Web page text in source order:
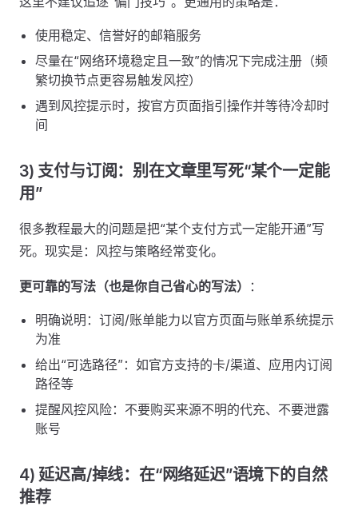
使用稳定、信誉好的邮箱服务
尽量在“网络环境稳定且一致”的情况下完成注册（频
繁切换节点更容易触发风控）
遇到风控提示时，按官方页面指引操作并等待冷却时
间
3) 支付与订阅：别在文章里写死“某个一定能
用”
很多教程最大的问题是把“某个支付方式一定能开通”写
死。现实是：风控与策略经常变化。
更可靠的写法（也是你自己省心的写法） ：
明确说明：订阅/账单能力以官方页面与账单系统提示
为准
给出“可选路径”：如官方支持的卡/渠道、应用内订阅
路径等
提醒风控风险：不要购买来源不明的代充、不要泄露
账号
4) 延迟高/掉线：在“网络延迟”语境下的自然
推荐